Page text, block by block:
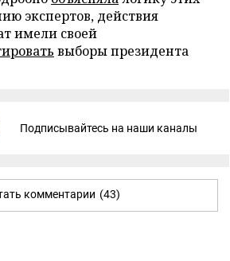
экспертов, действия
имели своей
выборы президента
Подписывайтесь на наши каналы
комментарии (43)